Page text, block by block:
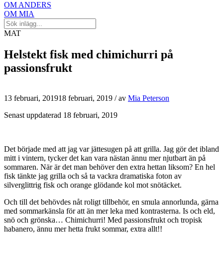
OM ANDERS
OM MIA
MAT
Helstekt fisk med chimichurri på
passionsfrukt
13 februari, 201918 februari, 2019 / av Mia Peterson
Senast uppdaterad 18 februari, 2019
Det började med att jag var jättesugen på att grilla. Jag gör det ibland
mitt i vintern, tycker det kan vara nästan ännu mer njutbart än på
sommaren. När är det man behöver den extra hettan liksom? En hel
fisk tänkte jag grilla och så ta vackra dramatiska foton av
silverglittrig fisk och orange glödande kol mot snötäcket.
Och till det behövdes nåt roligt tillbehör, en smula annorlunda, gärna
med sommarkänsla för att än mer leka med kontrasterna. Is och eld,
snö och grönska… Chimichurri! Med passionsfrukt och tropisk
habanero, ännu mer hetta frukt sommar, extra allt!!